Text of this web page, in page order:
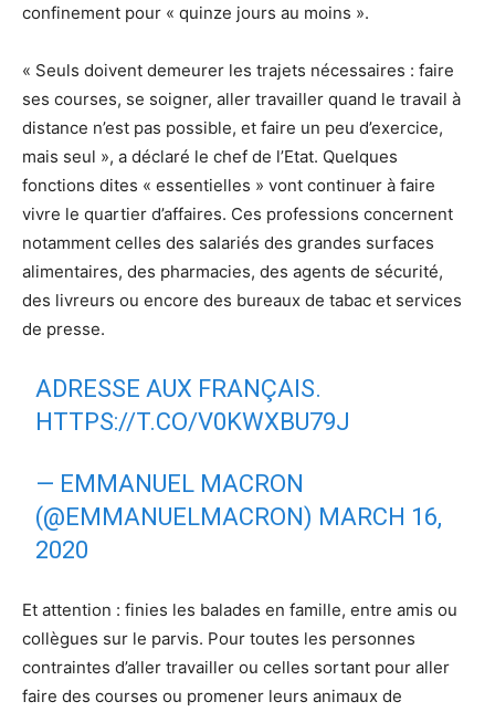
confinement pour « quinze jours au moins ».
« Seuls doivent demeurer les trajets nécessaires : faire
ses courses, se soigner, aller travailler quand le travail à
distance n’est pas possible, et faire un peu d’exercice,
mais seul », a déclaré le chef de l’Etat. Quelques
fonctions dites « essentielles » vont continuer à faire
vivre le quartier d’affaires. Ces professions concernent
notamment celles des salariés des grandes surfaces
alimentaires, des pharmacies, des agents de sécurité,
des livreurs ou encore des bureaux de tabac et services
de presse.
ADRESSE AUX FRANÇAIS.
HTTPS://T.CO/V0KWXBU79J
— EMMANUEL MACRON
(@EMMANUELMACRON) MARCH 16,
2020
Et attention : finies les balades en famille, entre amis ou
collègues sur le parvis. Pour toutes les personnes
contraintes d’aller travailler ou celles sortant pour aller
faire des courses ou promener leurs animaux de